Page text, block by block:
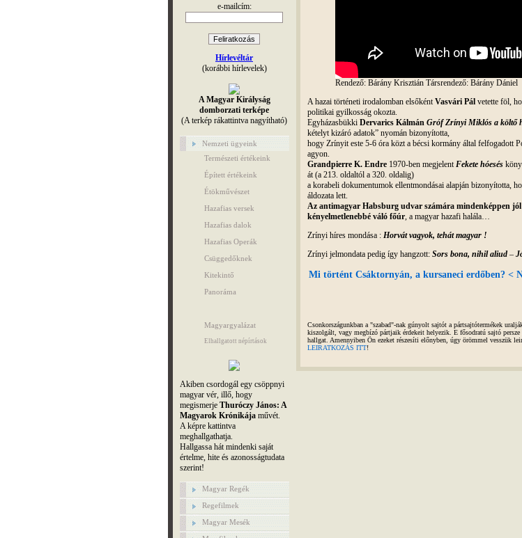
e-mailcím:
Hírlevéltár
(korábbi hírlevelek)
A Magyar Királyság
domborzati terképe
(A terkép rákattintva nagyítható)
Nemzeti ügyeink
Természeti értékeink
Épített értékeink
Étökművészet
Hazafias versek
Hazafias dalok
Hazafias Operák
Csüggedőknek
Kitekintő
Panoráma
Magyargyalázat
Elhallgatott népírtások
Akiben csordogál egy csöppnyi
magyar vér, illő, hogy
megismerje Thuróczy János: A
Magyarok Krónikájaművét.
A képre kattintva
meghallgathatja.
Hallgassa hát mindenki saját
értelme, hite és azonosságtudata
szerint!
Magyar Regék
Regefilmek
Magyar Mesék
Rendező: Bárány Krisztián Társrendező: Bárány Dániel
A hazai történeti irodalomban elsőkéntVasvári Pálvetette föl,
politikai gyilkosság okozta.
Egyházasbükki Dervarics Kálmán Gróf Zrínyi Miklós a költő
kételyt kizáró adatok” nyomán bizonyította,
hogy Zrínyit este 5-6 óra közt a bécsi kormány által felfogadott
agyon.
Grandpierre K. Endre1970-ben megjelentFekete hóesés
át (a 213. oldaltól a 320. oldalig)
a korabeli dokumentumok ellentmondásai alapján bizonyította,
áldozata lett.
Az antimagyar Habsburg udvar számára mindenképpen jól
kényelmetlenebbé váló főúr, a magyar hazafi halála…
Zrínyi híres mondása : Horvát vagyok, tehát magyar !
Zrínyi jelmondata pedig így hangzott: Sors bona, nihil aliud–
Mi történt Csáktornyán, a kursaneci erdőben? <
Csonkországunkban a "szabad"-nak gúnyolt sajtót a pártsajtótermékek
kiszolgált, vagy megbízó pártjaik érdekeit helyezik. E fősodratú sajtó persze
hallgat. Amennyiben Ön ezeket részesíti előnyben, úgy örömmel vesszük
LEIRATKOZÁS ITT!